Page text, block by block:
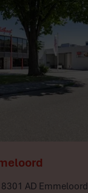
AD Emmeloord